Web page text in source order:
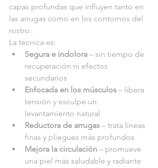
capas profundas que influyen tanto en
las arrugas como en los contornos del
rostro.
La técnica es:
Segura e indolora – sin tiempo de
recuperación ni efectos
secundarios
Enfocada en los músculos – libera
tensión y esculpe un
levantamiento natural
Reductora de arrugas – trata líneas
finas y pliegues más profundos
Mejora la circulación – promueve
una piel más saludable y radiante